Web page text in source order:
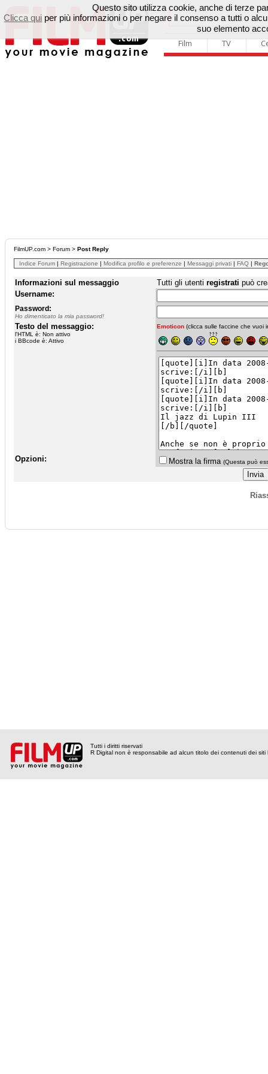
Film TV
FilmUP.com > Forum > Post Reply
Indice Forum | Registrazione | Modifica profilo e preferenze | Messaggi privati | FAQ |
Informazioni sul messaggio Tutti gli utenti registrati può
Username:
Password:
Ho dimenticato la mia password!
Testo del messaggio:
l'HTML è: Non attivo
i BBcode è: Attivo
Emoticon (clicca sulle faccine che vuoi
Opzioni: Mostra la firma (Questa può
Tutti i diritti riservati
R Digital non è responsabile ad alcun titolo dei contenuti dei siti
Questo sito utilizza cookie, anche di terze
Clicca qui per più informazioni o per negare il consenso a tutti o
suo elemento